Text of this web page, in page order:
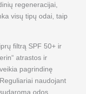
regeneracijai,
visų tipų odai, taip
filtrą SPF 50+ ir
atrastos ir
pagrindinę
naudojant
odos